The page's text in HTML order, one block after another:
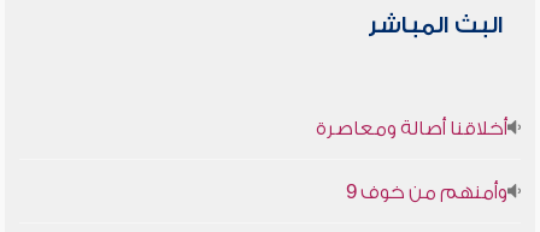
البث المباشر
أخلاقنا أصالة ومعاصرة
وأمنهم من خوف 9